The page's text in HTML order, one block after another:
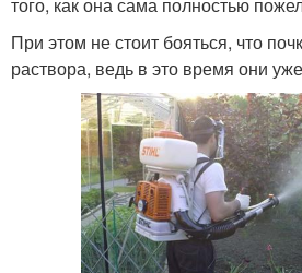
При этом не стоит бояться, что
раствора, ведь в это время они